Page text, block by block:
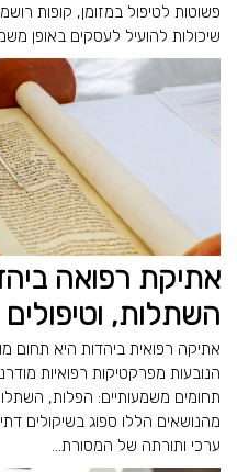
פשוטות לטיפול במזומן, קופות
שיכולות להועיל לעסקים באופן
אתיקת רפואה
השתלות,
אתיקה רפואית ביהדות היא תחום
הנובעות מפרקטיקות רפואיות
תחומים משמעותיים: הפלות,
מהנושאים הללו ספוג בשיקולים
ערכי ותורתה של המסורת...